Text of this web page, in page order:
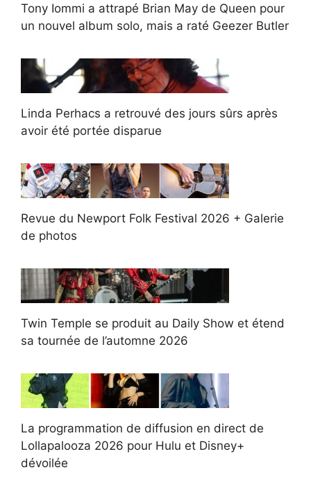
Tony Iommi a attrapé Brian May de Queen pour
un nouvel album solo, mais a raté Geezer Butler
Linda Perhacs a retrouvé des jours sûrs après
avoir été portée disparue
Revue du Newport Folk Festival 2026 + Galerie
de photos
Twin Temple se produit au Daily Show et étend
sa tournée de l’automne 2026
La programmation de diffusion en direct de
Lollapalooza 2026 pour Hulu et Disney+
dévoilée